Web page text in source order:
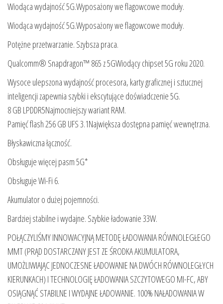
Wiodąca wydajność 5G.Wyposażony we flagowcowe moduły.
Wiodąca wydajność 5G.Wyposażony we flagowcowe moduły.
Potężne przetwarzanie. Szybsza praca.
Qualcomm® Snapdragon™ 865 z 5GWiodący chipset 5G roku 2020.
Wysoce ulepszona wydajność procesora, karty graficznej i sztucznej
inteligencji zapewnia szybki i ekscytujące doświadczenie 5G.
8 GB LPDDR5Najmocniejszy wariant RAM.
Pamięć flash 256 GB UFS 3.1Największa dostępna pamięć wewnętrzna.
Błyskawiczna łączność.
Obsługuje więcej pasm 5G*
Obsługuje Wi-Fi 6.
Akumulator o dużej pojemności.
Bardziej stabilne i wydajne. Szybkie ładowanie 33W.
POŁĄCZYLIŚMY INNOWACYJNĄ METODĘ ŁADOWANIA RÓWNOLEGŁEGO
MMT (PRĄD DOSTARCZANY JEST ZE ŚRODKA AKUMULATORA,
UMOŻLIWIAJĄC JEDNOCZESNE ŁADOWANIE NA DWÓCH RÓWNOLEGŁYCH
KIERUNKACH) I TECHNOLOGIĘ ŁADOWANIA SZCZYTOWEGO MI-FC, ABY
OSIĄGNĄĆ STABILNE I WYDAJNE ŁADOWANIE. 100% NAŁADOWANIA W